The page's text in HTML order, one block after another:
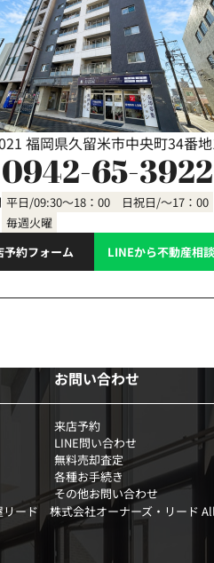
福岡県久留米市中央町34番
0942-65-3922
平日/09:30～18：00 日祝日/～17：00
毎週火曜
予約フォーム
LINEから不動産相談
お問い合わせ
来店予約
LINE問い合わせ
無料売却査定
各種お手続き
その他お問い合わせ
ード 株式会社オーナーズ・リード